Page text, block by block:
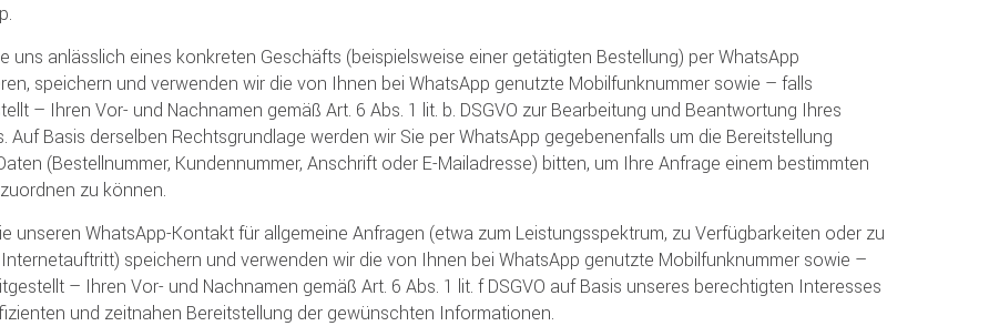
uns anlässlich eines konkreten Geschäfts (beispielsweise einer getätigten Bestellung) per WhatsApp
speichern und verwenden wir die von Ihnen bei WhatsApp genutzte Mobilfunknummer sowie – falls
– Ihren Vor- und Nachnamen gemäß Art. 6 Abs. 1 lit. b. DSGVO zur Bearbeitung und Beantwortung Ihres
Auf Basis derselben Rechtsgrundlage werden wir Sie per WhatsApp gegebenenfalls um die Bereitstellung
(Bestellnummer, Kundennummer, Anschrift oder E-Mailadresse) bitten, um Ihre Anfrage einem bestimmten
zu können.
unseren WhatsApp-Kontakt für allgemeine Anfragen (etwa zum Leistungsspektrum, zu Verfügbarkeiten oder zu
speichern und verwenden wir die von Ihnen bei WhatsApp genutzte Mobilfunknummer sowie –
– Ihren Vor- und Nachnamen gemäß Art. 6 Abs. 1 lit. f DSGVO auf Basis unseres berechtigten Interesses
und zeitnahen Bereitstellung der gewünschten Informationen.